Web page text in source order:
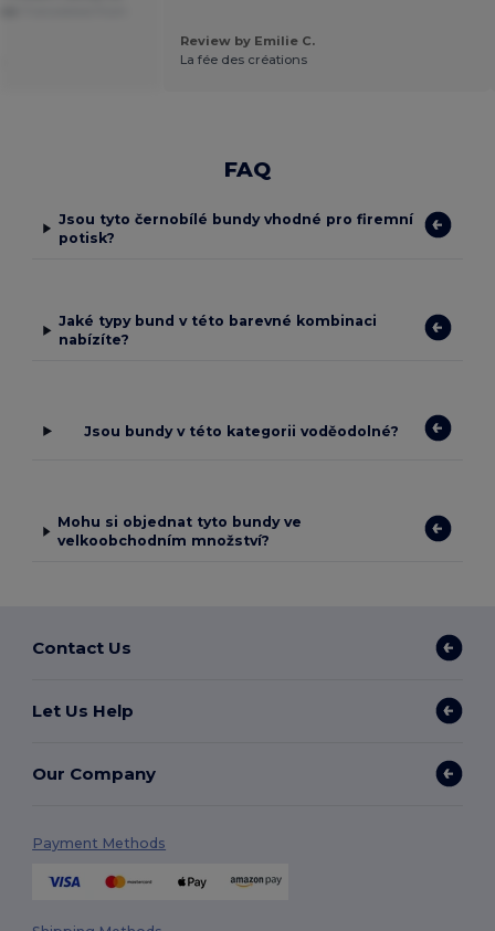
Review by Emilie C.
La fée des créations
FAQ
Jsou tyto černobílé bundy vhodné pro firemní
potisk?
Jaké typy bund v této barevné kombinaci
nabízíte?
Jsou bundy v této kategorii voděodolné?
Mohu si objednat tyto bundy ve
velkoobchodním množství?
Contact Us
Let Us Help
Our Company
Payment Methods